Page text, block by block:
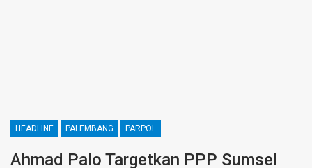
HEADLINE PALEMBANG PARPOL
Ahmad Palo Targetkan PPP Sumsel